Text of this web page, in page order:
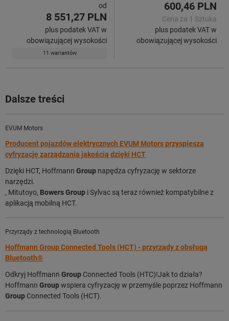
od
8 551,27 PLN
plus podatek VAT w
obowiązującej wysokości
11 wariantów
600,46 PLN
Cena za 1 Sztuka
plus podatek VAT w
obowiązującej wysokości
Dalsze treści
EVUM Motors
Producent pojazdów elektrycznych EVUM Motors przyspiesza
cyfryzację zarządzania jakością dzięki HCT
Dzięki HCT, Hoffmann Group napędza cyfryzację w sektorze
narzędzi.
, Mitutoyo, BowersGroup i Sylvac są teraz również kompatybilne z
aplikacją mobilną HCT.
Przyrządy z technologią Bluetooth
Hoffmann Group Connected Tools (HCT) - przyrządy z obsługą
Bluetooth®
Odkryj Hoffmann Group Connected Tools (HTC)!Jak to działa?
Hoffmann Groupwspiera cyfryzację w przemyśle poprzez Hoffmann
Group Connected Tools (HCT).